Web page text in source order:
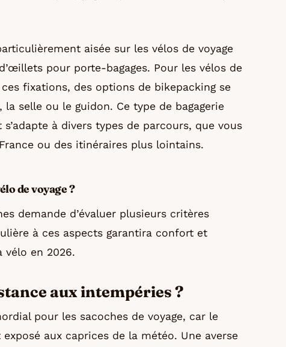
aisée sur les vélos de voyage
pour porte-bagages. Pour les vélos de
fixations, des options de bikepacking se
selle ou le guidon. Ce type de bagagerie
à divers types de parcours, que vous
ou des itinéraires plus lointains.
de voyage ?
demande d’évaluer plusieurs critères
à ces aspects garantira confort et
vélo en 2026.
aux intempéries ?
pour les sacoches de voyage, car le
aux caprices de la météo. Une averse